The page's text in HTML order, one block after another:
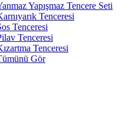
Yapışmaz Tencere Seti
Tenceresi
Tenceresi
Tenceresi
Tenceresi
Gör